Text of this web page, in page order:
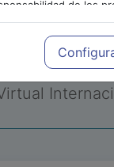
de los
y decidir,
a las